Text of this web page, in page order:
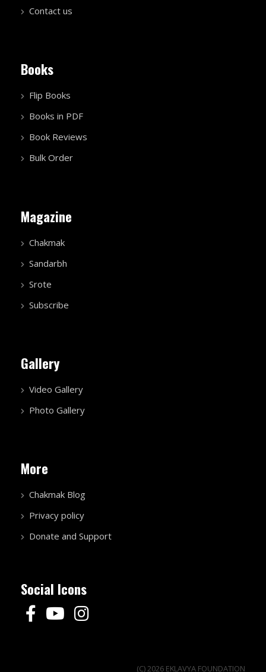
Contact us
Books
Flip Books
Books in PDF
Book Reviews
Bulk Order
Magazine
Chakmak
Sandarbh
Srote
Subscribe
Gallery
Video Gallery
Photo Gallery
More
Chakmak Blog
Privacy policy
Donate and Support
Social Icons
(C) 2026 EKLAVYA FOUNDATION